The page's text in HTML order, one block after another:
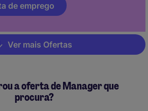
de emprego
Ver mais Ofertas
a oferta de Manager que
procura?